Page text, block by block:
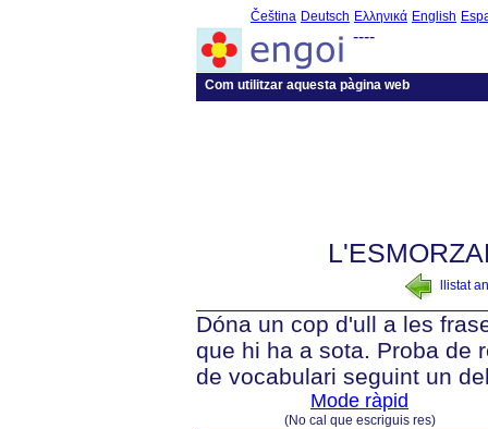
Čeština Deutsch Ελληνικά English
----
Com utilitzar aquesta pàgina web
llistat
Dóna un cop d'ull a les
que hi ha a sota. Proba de
de vocabulari seguint un
Mode ràpid
(No cal que escriguis res)